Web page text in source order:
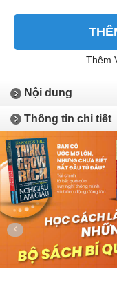
Thêm
Nội dung
Thông tin chi tiết